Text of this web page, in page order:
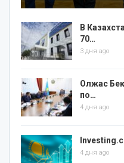
В
70…
3 дня ago
Олжас
по…
4 дня ago
4 дня ago